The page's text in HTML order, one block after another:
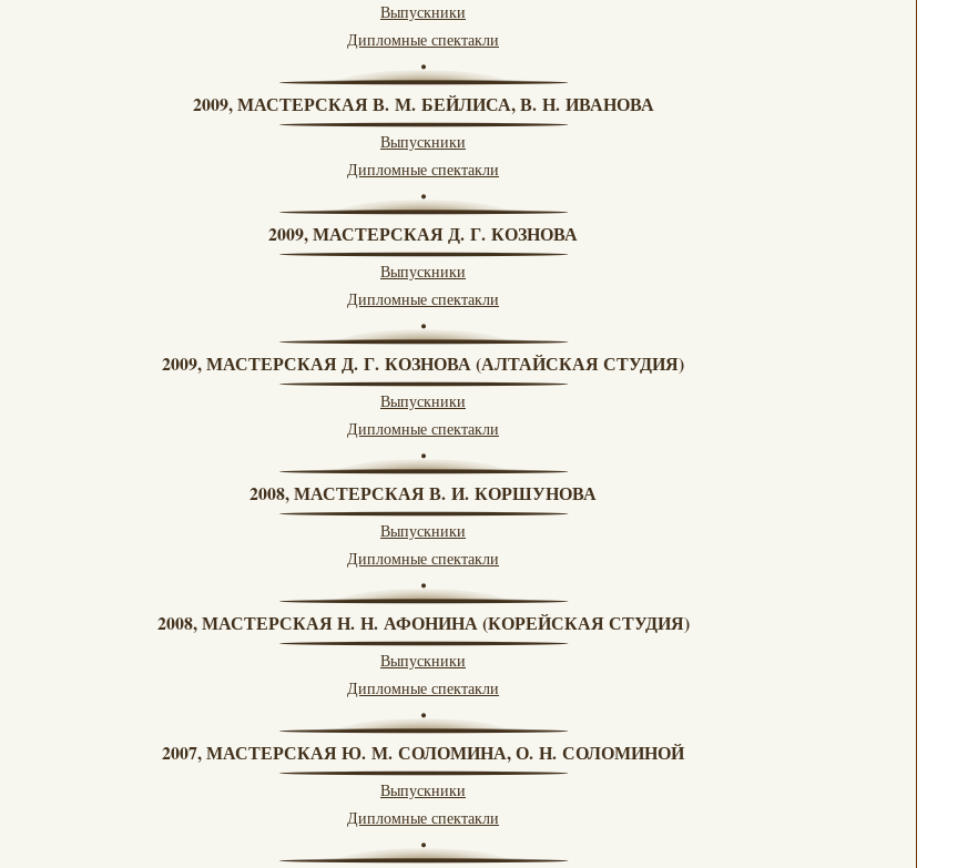
Выпускники
Дипломные спектакли
2009, МАСТЕРСКАЯ В. М. БЕЙЛИСА, В. Н. ИВАНОВА
Выпускники
Дипломные спектакли
2009, МАСТЕРСКАЯ Д. Г. КОЗНОВА
Выпускники
Дипломные спектакли
2009, МАСТЕРСКАЯ Д. Г. КОЗНОВА (АЛТАЙСКАЯ СТУДИЯ)
Выпускники
Дипломные спектакли
2008, МАСТЕРСКАЯ В. И. КОРШУНОВА
Выпускники
Дипломные спектакли
2008, МАСТЕРСКАЯ Н. Н. АФОНИНА (КОРЕЙСКАЯ СТУДИЯ)
Выпускники
Дипломные спектакли
2007, МАСТЕРСКАЯ Ю. М. СОЛОМИНА, О. Н. СОЛОМИНОЙ
Выпускники
Дипломные спектакли